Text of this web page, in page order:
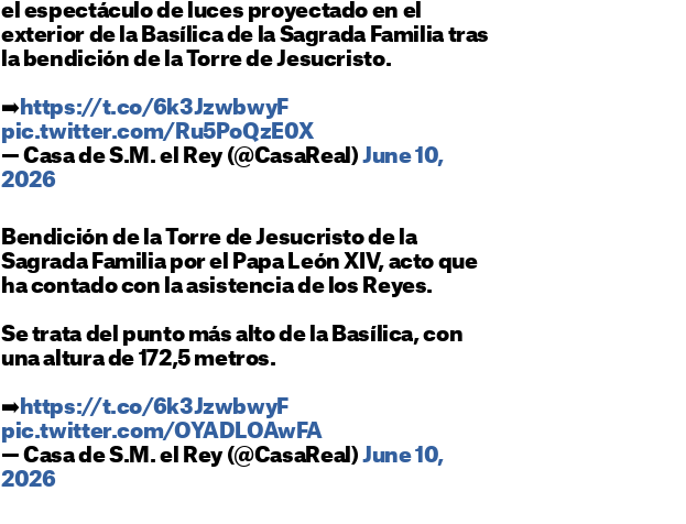
el espectáculo de luces proyectado en el
exterior de la Basílica de la Sagrada Familia tras
la bendición de la Torre de Jesucristo.
➡️https://t.co/6k3JzwbwyF
pic.twitter.com/Ru5PoQzE0X
— Casa de S.M. el Rey (@CasaReal)June 10,
2026
Bendición de la Torre de Jesucristo de la
Sagrada Familia por el Papa León XIV, acto que
ha contado con la asistencia de los Reyes.
Se trata del punto más alto de la Basílica, con
una altura de 172,5 metros.
➡️https://t.co/6k3JzwbwyF
pic.twitter.com/OYADLOAwFA
— Casa de S.M. el Rey (@CasaReal)June 10,
2026